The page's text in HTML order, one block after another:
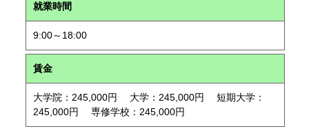
就業時間
9:00～18:00
賃金
大学院：245,000円 大学：245,000円 短期大学：
245,000円 専修学校：245,000円